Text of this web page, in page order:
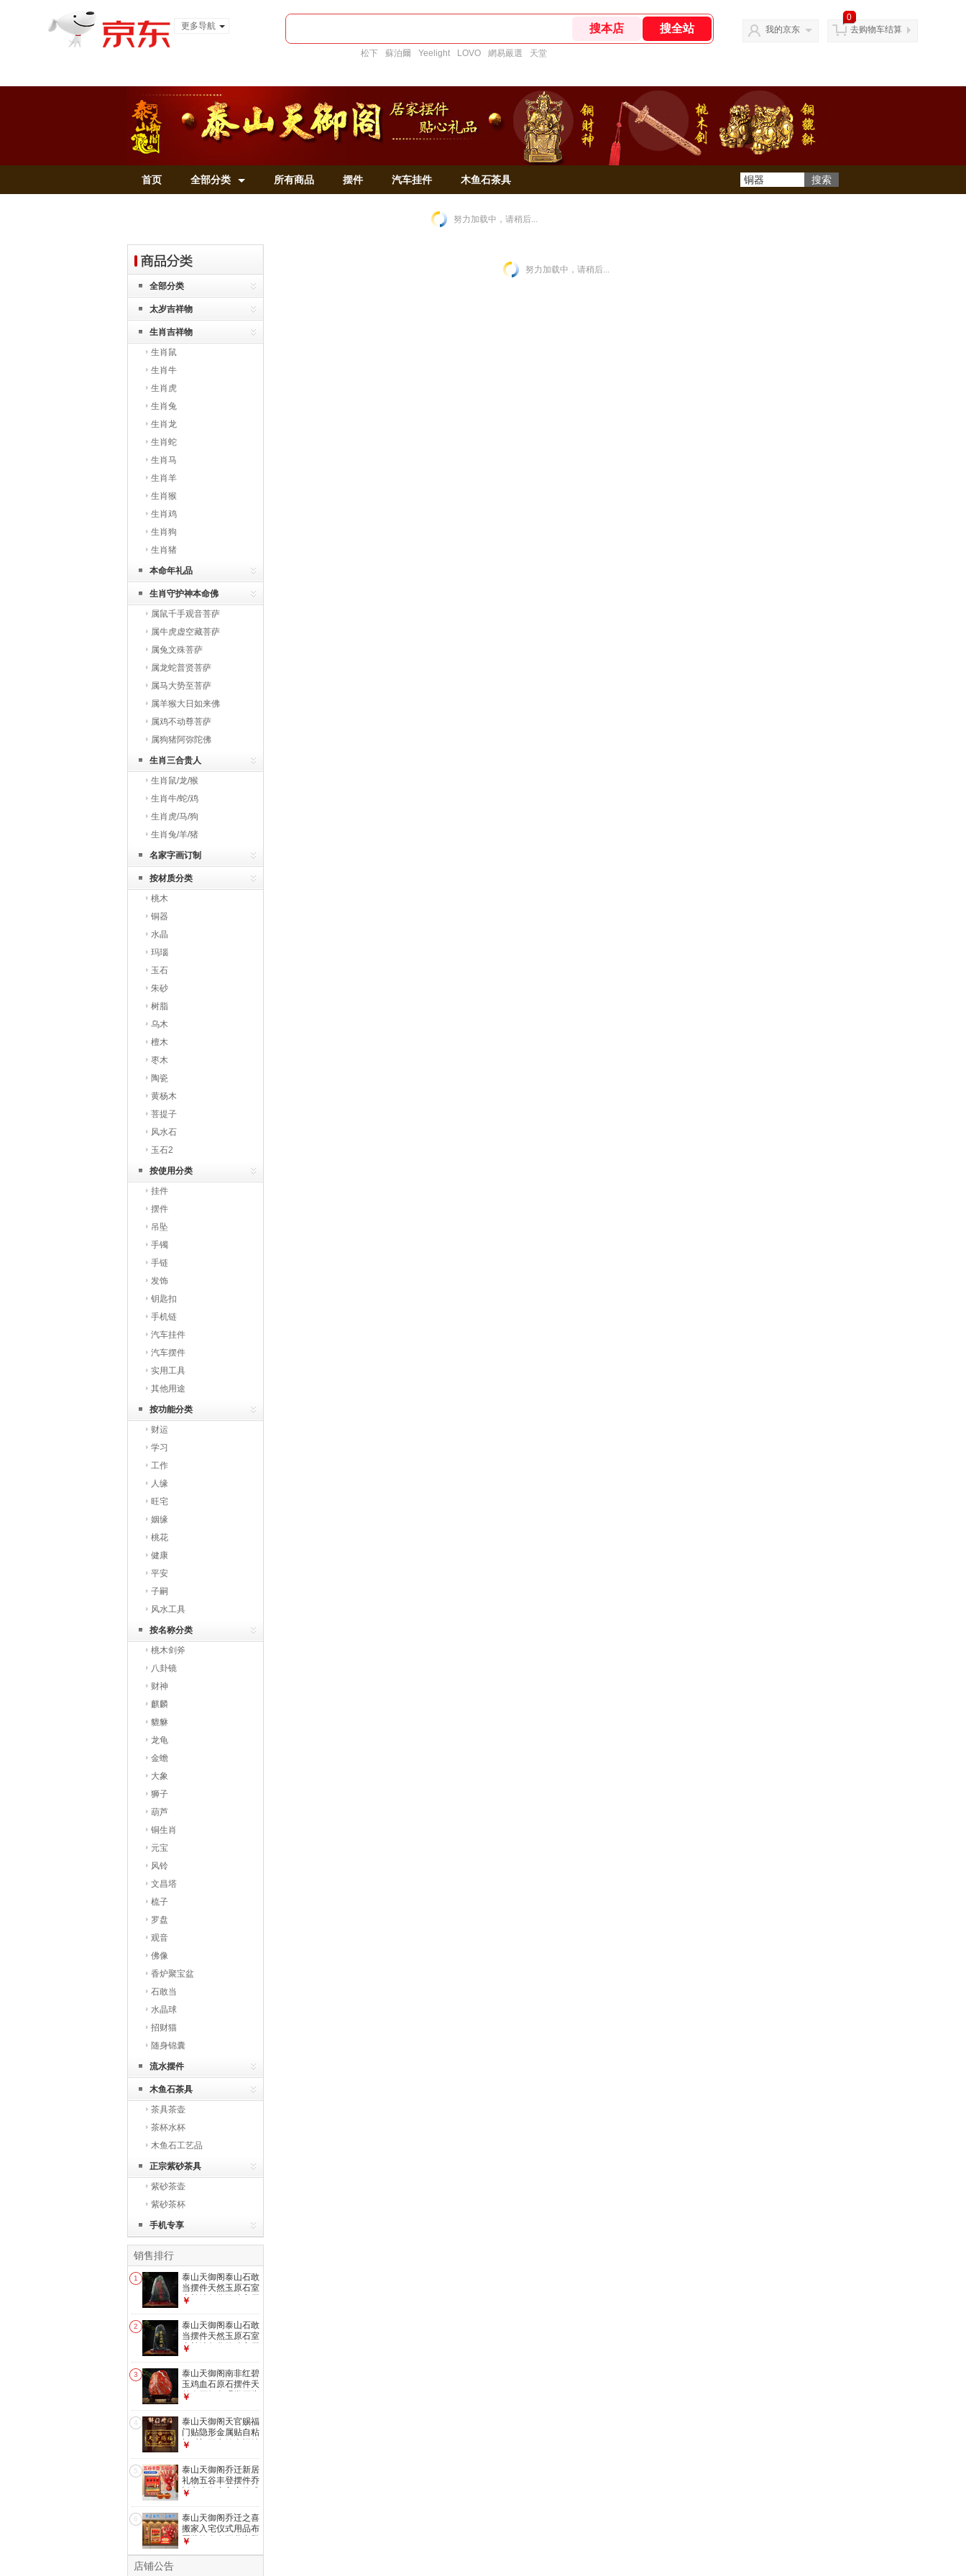
更多导航
松下 蘇泊爾 Yeelight LOVO 網易嚴選 天堂
我的京东
0
去购物车结算
首页 全部分类 所有商品 摆件 汽车挂件 木鱼石茶具
努力加载中，请稍后...
全部分类
太岁吉祥物
生肖吉祥物
生肖鼠
生肖牛
生肖虎
生肖兔
生肖龙
生肖蛇
生肖马
生肖羊
生肖猴
生肖鸡
生肖狗
生肖猪
本命年礼品
生肖守护神本命佛
属鼠千手观音菩萨
属牛虎虚空藏菩萨
属兔文殊菩萨
属龙蛇普贤菩萨
属马大势至菩萨
属羊猴大日如来佛
属鸡不动尊菩萨
属狗猪阿弥陀佛
生肖三合贵人
生肖鼠/龙/猴
生肖牛/蛇/鸡
生肖虎/马/狗
生肖兔/羊/猪
名家字画订制
按材质分类
桃木
铜器
水晶
玛瑙
玉石
朱砂
树脂
乌木
檀木
枣木
陶瓷
黄杨木
菩提子
风水石
玉石2
按使用分类
挂件
摆件
吊坠
手镯
手链
发饰
钥匙扣
手机链
汽车挂件
汽车摆件
实用工具
其他用途
按功能分类
财运
学习
工作
人缘
旺宅
姻缘
桃花
健康
平安
子嗣
风水工具
按名称分类
桃木剑斧
八卦镜
财神
麒麟
貔貅
龙龟
金蟾
大象
狮子
葫芦
铜生肖
元宝
风铃
文昌塔
梳子
罗盘
观音
佛像
香炉聚宝盆
石敢当
水晶球
招财猫
随身锦囊
流水摆件
木鱼石茶具
茶具茶壶
茶杯水杯
木鱼石工艺品
正宗紫砂茶具
紫砂茶壶
紫砂茶杯
手机专享
销售排行
1
泰山天御阁泰山石敢
当摆件天然玉原石室
内补缺角化路冲客厅
12cm泰山玉石敢当
￥
2
泰山天御阁泰山石敢
当摆件天然玉原石室
内补缺角化路冲客厅
15cm泰山玉石敢当
￥
3
泰山天御阁南非红碧
玉鸡血石原石摆件天
然奇石红色观赏石头
小号随机发货
￥
4
泰山天御阁天官赐福
门贴隐形金属贴自粘
门对门五帝钱吉祥结
天官赐福五福款
￥
5
泰山天御阁乔迁新居
礼物五谷丰登摆件乔
迁之喜搬家入宅仪式
【五谷丰登相框】6
寸胡桃木色+升级套
装
￥
6
泰山天御阁乔迁之喜
搬家入宅仪式用品布
置装饰全套五谷丰登
￥
店铺公告
努力加载中，请稍后...